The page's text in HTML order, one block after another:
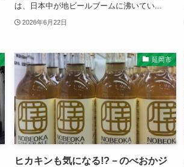
は、日本中が地ビールブームに沸いてい...
2026年6月22日
延岡市
ヒカキンも気になる!?－のべおかジ